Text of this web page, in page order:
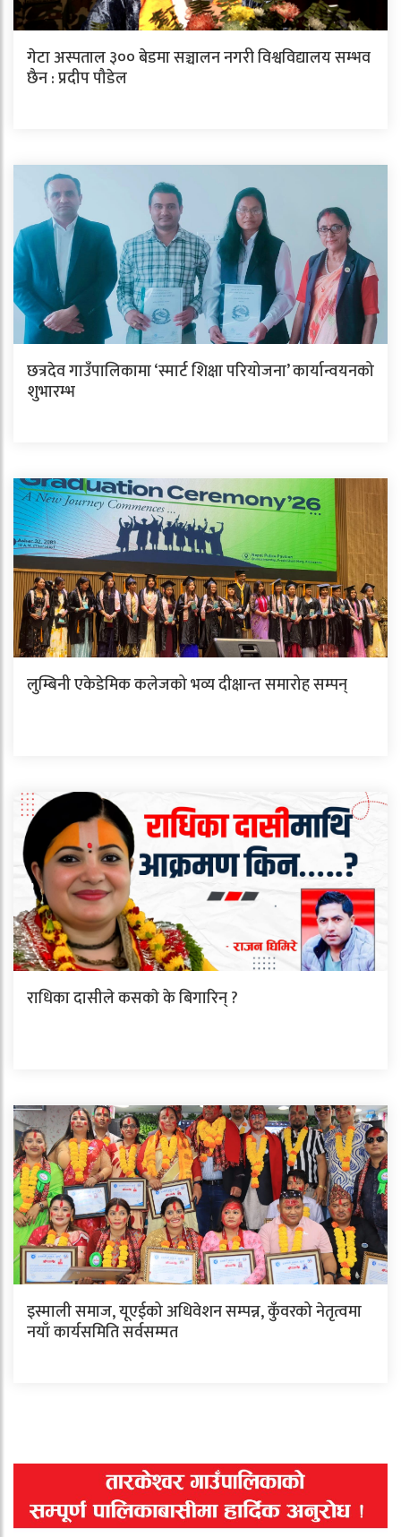
गेटा अस्पताल ३०० बेडमा सञ्चालन नगरी विश्वविद्यालय सम्भव
छैन : प्रदीप पौडेल
छत्रदेव गाउँपालिकामा ‘स्मार्ट शिक्षा परियोजना’ कार्यान्वयनको
शुभारम्भ
लुम्बिनी एकेडेमिक कलेजको भव्य दीक्षान्त समारोह सम्पन्
राधिका दासीले कसकाे के बिगारिन् ?
इस्माली समाज, यूएईको अधिवेशन सम्पन्न, कुँवरको नेतृत्वमा
नयाँ कार्यसमिति सर्वसम्मत